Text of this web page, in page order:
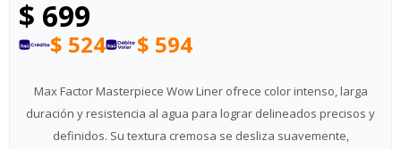
$ 699
$ 524 $ 594
Max Factor Masterpiece Wow Liner ofrece color intenso, larga
duración y resistencia al agua para lograr delineados precisos y
definidos. Su textura cremosa se desliza suavemente,